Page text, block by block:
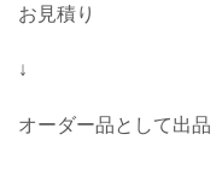
お見積り
↓
オーダー品として出品